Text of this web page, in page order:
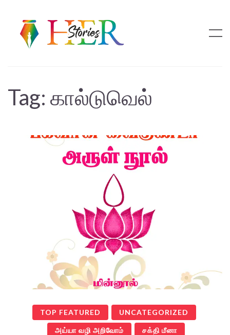
Tag: கால்டுவெல்
TOP FEATURED UNCATEGORIZED
அய்யா வழி அறிவோம் சக்தி மீனா